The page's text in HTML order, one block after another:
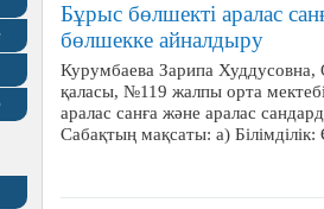
Бұрыс бөлшекті аралас
бөлшекке айналдыру
Курумбаева Зарипа
қаласы, №119 жалпы орта
аралас санға және аралас
Сабақтың мақсаты: а)